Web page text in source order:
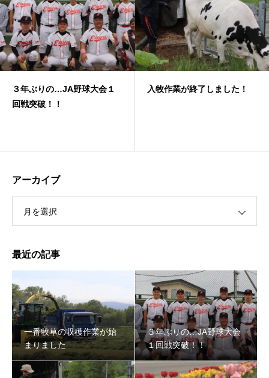
３年ぶりの…JA野球大会１
回戦突破！！
入牧作業が終了しました！
アーカイブ
月を選択
最近の記事
一番牧草の収穫作業が始
まりました
３年ぶりの…JA野球大会
１回戦突破！！